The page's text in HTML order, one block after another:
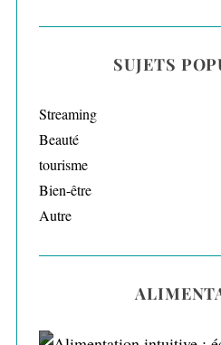
SUJETS
Streaming
Beauté
tourisme
Bien-être
Autre